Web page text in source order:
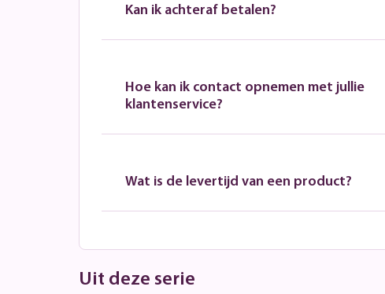
Kan ik achteraf betalen?
Hoe kan ik contact opnemen met jullie
klantenservice?
Wat is de levertijd van een product?
Uit deze serie